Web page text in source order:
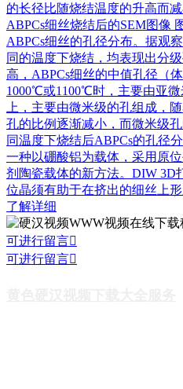
的长径比随烧结温度的升高而
ABPCs细丝烧结后的SEM图像
ABPCs细丝的孔径分布。据观察
同的温度下烧结，均表现出分
高，ABPCs细丝的中值孔径（
1000℃或1100℃时，主要由亚
上，主要由微米级的孔组成
孔的比例逐渐减小，而微米级孔
同温度下烧结后ABPCs的孔
一种以硼酸铝为载体，采用
剂陶瓷载体的新方法。DIW
位晶须有助于在挤出的细丝上形
了解详细
可进行留言
可进行留言